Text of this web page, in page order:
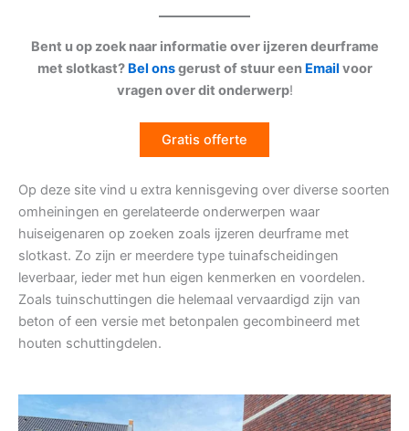
Bent u op zoek naar informatie over ijzeren deurframe
met slotkast? Bel onsgerust of stuur een Email voor
vragen over dit onderwerp!
Gratis offerte
Op deze site vind u extra kennisgeving over diverse soorten
omheiningen en gerelateerde onderwerpen waar
huiseigenaren op zoeken zoals ijzeren deurframe met
slotkast. Zo zijn er meerdere type tuinafscheidingen
leverbaar, ieder met hun eigen kenmerken en voordelen.
Zoals tuinschuttingen die helemaal vervaardigd zijn van
beton of een versie met betonpalen gecombineerd met
houten schuttingdelen.